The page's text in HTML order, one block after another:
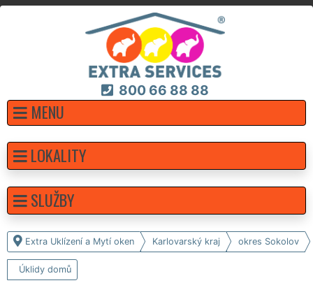
800 66 88 88
MENU
Extra Uklízení a Mytí oken Karlovarský kraj okres Sokolov
Úklidy domů
LOKALITY
SLUŽBY